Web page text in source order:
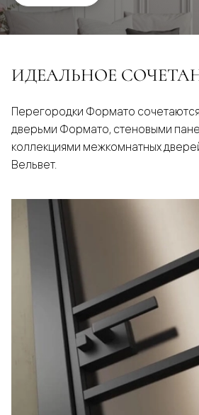
ИДЕАЛЬНОЕ
Перегородки Формато
дверьми Формато, стеновыми
коллекциями межкомнатных
Вельвет.